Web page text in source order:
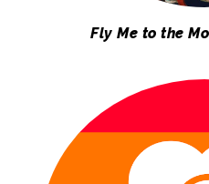
Fly Me to the